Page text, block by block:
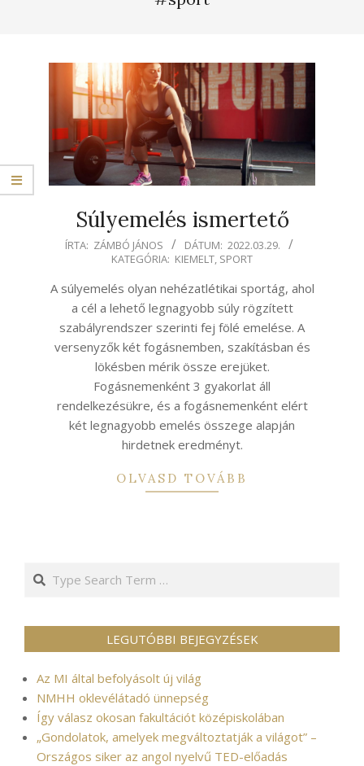
Súlyemelés ismertető
2022-
29
ÍRTA: ZÁMBÓ JÁNOS DÁTUM: 2022.03.29.
KATEGÓRIA: KIEMELT, SPORT
A súlyemelés olyan nehézatlétikai sportág, ahol
a cél a lehető legnagyobb súly rögzített
szabályrendszer szerinti fej fölé emelése. A
versenyzők két fogásnemben, szakításban és
lökésben mérik össze erejüket.
Fogásnemenként 3 gyakorlat áll
rendelkezésükre, és a fogásnemenként elért
két legnagyobb emelés összege alapján
hirdetnek eredményt.
OLVASD TOVÁBB
Search
LEGUTÓBBI BEJEGYZÉSEK
Az MI által befolyásolt új világ
NMHH oklevélátadó ünnepség
Így válasz okosan fakultációt középiskolában
„Gondolatok, amelyek megváltoztatják a világot” –
Országos siker az angol nyelvű TED-előadás